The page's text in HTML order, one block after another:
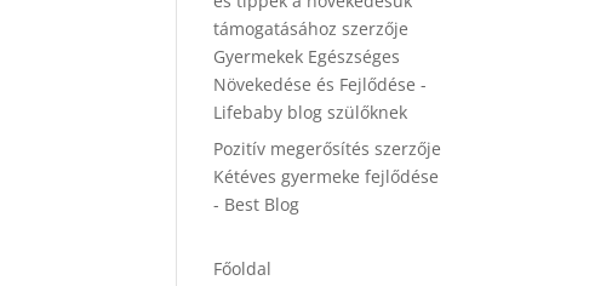
támogatásához szerzője
Gyermekek Egészséges
Növekedése és Fejlődése -
Lifebaby blog szülőknek
Pozitív megerősítés szerzője
Kétéves gyermeke fejlődése
- Best Blog
Főoldal